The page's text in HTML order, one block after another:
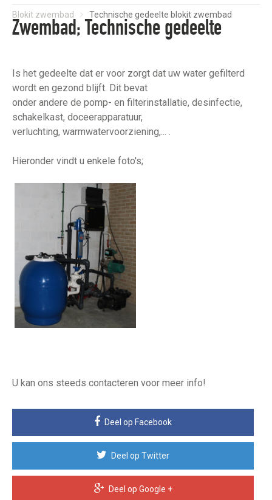
Blokit zwembad Technische gedeelte blokit zwembad
Zwembad; Technische gedeelte
Is het gedeelte dat er voor zorgt dat uw water gefilterd
wordt en gezond blijft. Dit bevat
onder andere de pomp- en filterinstallatie, desinfectie,
schakelkast, doceerapparatuur,
verluchting, warmwatervoorziening,... .
Hieronder vindt u enkele foto's;
U kan ons steeds contacteren voor meer info!
Deel op Facebook
Deel op Twitter
Deel op Google +